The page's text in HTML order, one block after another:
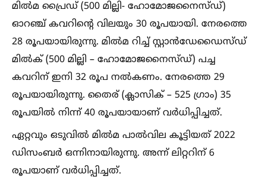
മില്‍മ പ്രൈഡ് (500 മില്ലി- ഹോമോജനൈസ്ഡ്)
ഓറഞ്ച് കവറിന്റെ വിലയും 30 രൂപയായി. നേരത്തെ
28 രൂപയായിരുന്നു. മില്‍മ റിച്ച്‌ സ്റ്റാൻഡേഡൈസ്ഡ്
മില്‍ക് (500 മില്ലി – ഹോമോജനൈസ്ഡ്) പച്ച
കവറിന് ഇനി 32 രൂപ നല്‍കണം. നേരത്തെ 29
രൂപയായിരുന്നു. തൈര് (ക്ലാസിക് – 525 ഗ്രാം) 35
രൂപയില്‍ നിന്ന് 40 രൂപയായാണ് വർധിപ്പിച്ചത്.
ഏറ്റവും ഒടുവില്‍ മില്‍മ പാല്‍വില കൂട്ടിയത് 2022
ഡിസംബർ ഒന്നിനായിരുന്നു. അന്ന് ലിറ്ററിന് 6
രൂപയാണ് വർധിപ്പിച്ചത്.